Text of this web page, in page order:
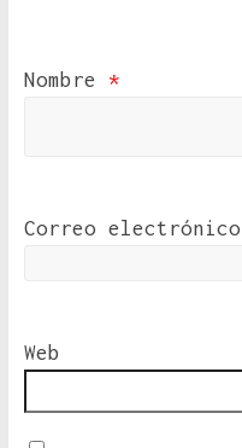
Nombre *
Correo electrónico
Web